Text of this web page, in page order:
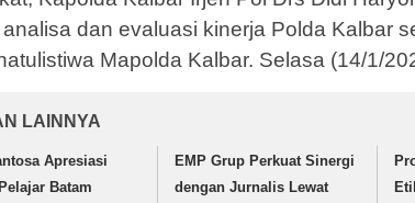
analisa dan evaluasi kinerja Polda Kalbar
Mapolda Kalbar. Selasa (14/1/
LAINNYA
Apresiasi
Batam
EMP Grup Perkuat Sinergi
dengan Jurnalis Lewat